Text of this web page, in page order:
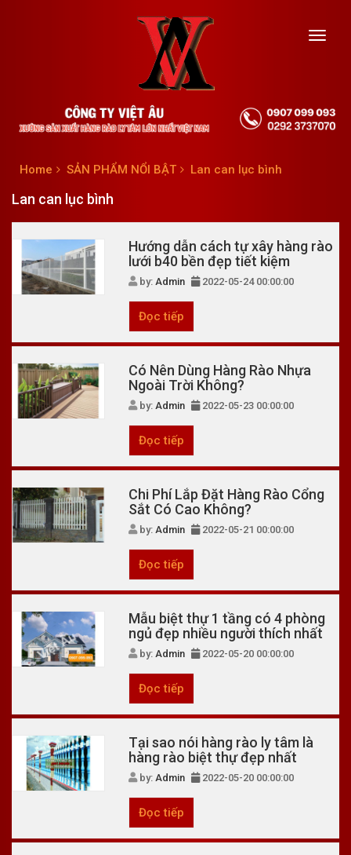
Home SẢN PHẨM NỔI BẬT Lan can lục bình
Lan can lục bình
Hướng dẫn cách tự xây hàng rào
lưới b40 bền đẹp tiết kiệm
by:Admin 2022-05-24 00:00:00
Đọc tiếp
Có Nên Dùng Hàng Rào Nhựa
Ngoài Trời Không?
by:Admin 2022-05-23 00:00:00
Đọc tiếp
Chi Phí Lắp Đặt Hàng Rào Cổng
Sắt Có Cao Không?
by:Admin 2022-05-21 00:00:00
Đọc tiếp
Mẫu biệt thự 1 tầng có 4 phòng
ngủ đẹp nhiều người thích nhất
by:Admin 2022-05-20 00:00:00
Đọc tiếp
Tại sao nói hàng rào ly tâm là
hàng rào biệt thự đẹp nhất
by:Admin 2022-05-20 00:00:00
Đọc tiếp